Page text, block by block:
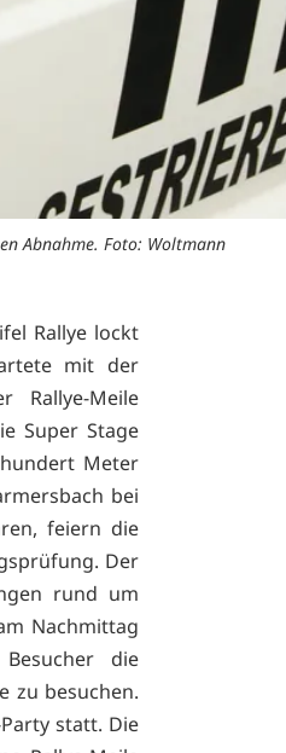
Abnahme. Foto: Woltmann
Rallye lockt
mit der
Rallye-Meile
Super Stage
Meter
bei
feiern die
Der
rund um
Nachmittag
die
zu besuchen.
statt. Die